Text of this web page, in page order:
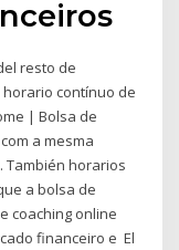
resto de
contínuo de
| Bolsa de
a mesma
También horarios
a bolsa de
coaching online
financeiro e El